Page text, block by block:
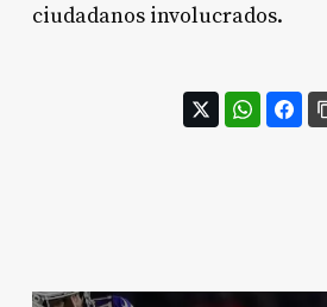
ciudadanos involucrados.